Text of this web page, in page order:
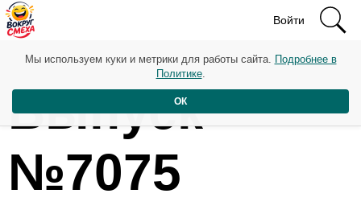
Войти
Выпуск
№7075
Мы используем куки и метрики для работы сайта. Подробнее в
Политике.
ОК